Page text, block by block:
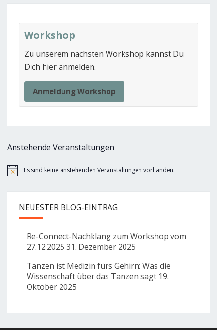
Workshop
Zu unserem nächsten Workshop kannst Du
Dich hier anmelden.
Anmeldung Workshop
Anstehende Veranstaltungen
HinweisEs sind keine anstehenden Veranstaltungen vorhanden.
NEUESTER BLOG-EINTRAG
Re-Connect-Nachklang zum Workshop vom
27.12.2025 31. Dezember 2025
Tanzen ist Medizin fürs Gehirn: Was die
Wissenschaft über das Tanzen sagt 19.
Oktober 2025